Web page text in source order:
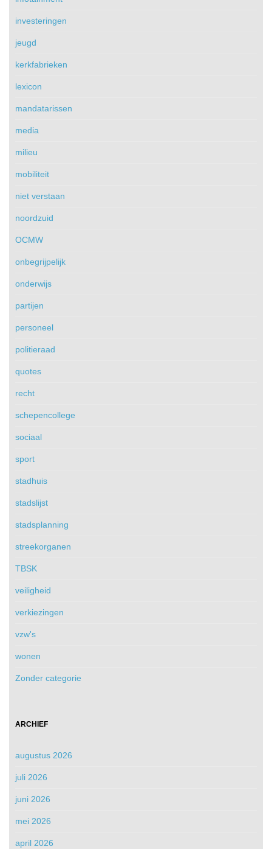
investeringen
jeugd
kerkfabrieken
lexicon
mandatarissen
media
milieu
mobiliteit
niet verstaan
noordzuid
OCMW
onbegrijpelijk
onderwijs
partijen
personeel
politieraad
quotes
recht
schepencollege
sociaal
sport
stadhuis
stadslijst
stadsplanning
streekorganen
TBSK
veiligheid
verkiezingen
vzw's
wonen
Zonder categorie
ARCHIEF
augustus 2026
juli 2026
juni 2026
mei 2026
april 2026